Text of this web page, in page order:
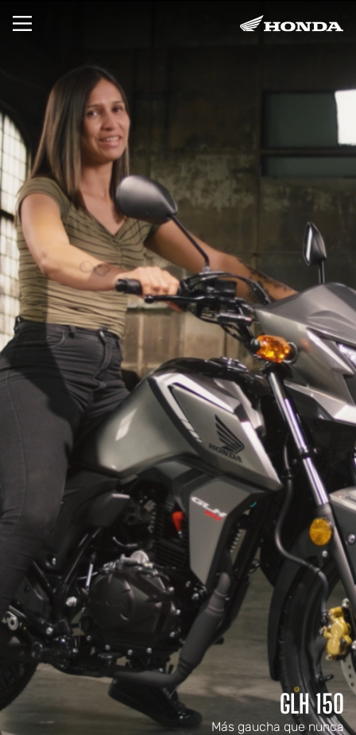
GLH 150
Más gaucha que nunca